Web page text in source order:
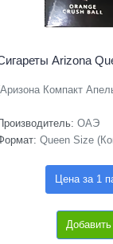
Arizona
Компакт
ОАЭ
Queen Size
Цена за 1